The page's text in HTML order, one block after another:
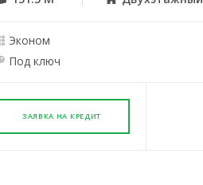
✔
Эконом
Под ключ
ЗАЯВКА НА КРЕДИТ